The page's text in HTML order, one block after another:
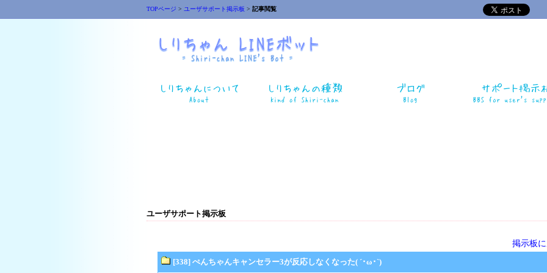
TOPページ > ユーザサポート掲示板 > 記事閲覧
ユーザサポート掲示板
掲示板
[338] ぺんちゃんキャンセラー3が反応しなくなった( ´･ω･`)